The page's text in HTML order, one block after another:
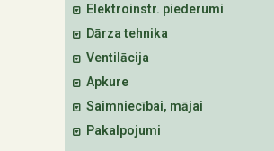
Elektroinstr. piederumi
Dārza tehnika
Ventilācija
Apkure
Saimniecībai, mājai
Pakalpojumi